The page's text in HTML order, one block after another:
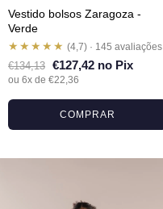
Vestido bolsos Zaragoza -
Verde
★★★★★ (4,7) · 145 avaliações
€134,13 €127,42 no Pix
ou 6x de €22,36
COMPRAR